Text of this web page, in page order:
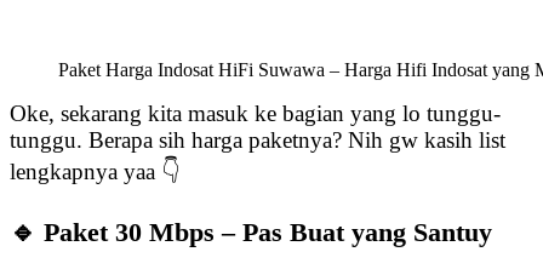
Paket Harga Indosat HiFi Suwawa – Harga Hifi Indosat yang
Oke, sekarang kita masuk ke bagian yang lo tunggu-
tunggu. Berapa sih harga paketnya? Nih gw kasih list
lengkapnya yaa 👇
🔹 Paket 30 Mbps – Pas Buat yang Santuy